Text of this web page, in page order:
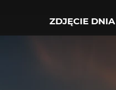
ZDJĘCIE DNIA